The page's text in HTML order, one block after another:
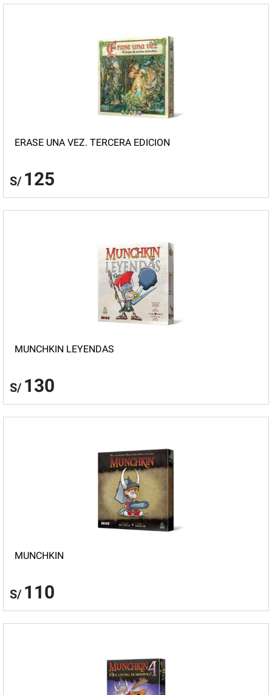
ERASE UNA VEZ. TERCERA EDICION
S/ 125
MUNCHKIN LEYENDAS
S/ 130
MUNCHKIN
S/ 110